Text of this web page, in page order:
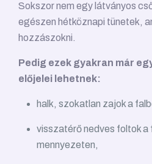
Sokszor nem egy látványos
egészen hétköznapi tünetek,
hozzászokni.
Pedig ezek gyakran már
előjelei lehetnek:
halk, szokatlan zajok a
visszatérő nedves foltok a
mennyezeten,